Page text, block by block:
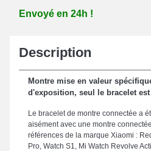
Envoyé en 24h !
Description
Montre mise en valeur
d'exposition, seul le bracelet
Le bracelet de montre connectée a
aisément avec une montre
références de la marque Xiaomi :
Pro, Watch S1, Mi Watch Revolve